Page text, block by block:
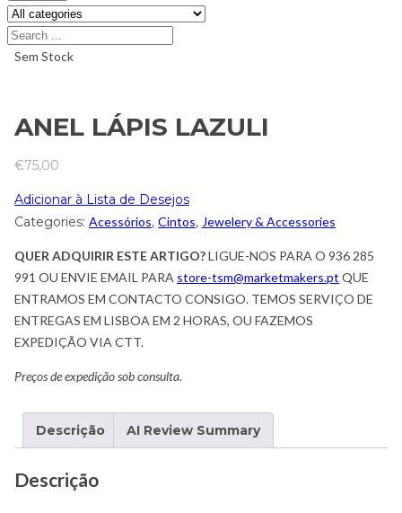
Sem Stock
ANEL LÁPIS LAZULI
€75,00
Adicionar à Lista de Desejos
Categories: Acessórios, Cintos, Jewelery & Accessories
QUER ADQUIRIR ESTE ARTIGO?LIGUE-NOS PARA O 936 285
991 OU ENVIE EMAIL PARA store-tsm@marketmakers.pt QUE
ENTRAMOS EM CONTACTO CONSIGO. TEMOS SERVIÇO DE
ENTREGAS EM LISBOA EM 2 HORAS, OU FAZEMOS
EXPEDIÇÃO VIA CTT.
Preços de expedição sob consulta.
Descrição AI Review Summary
Descrição